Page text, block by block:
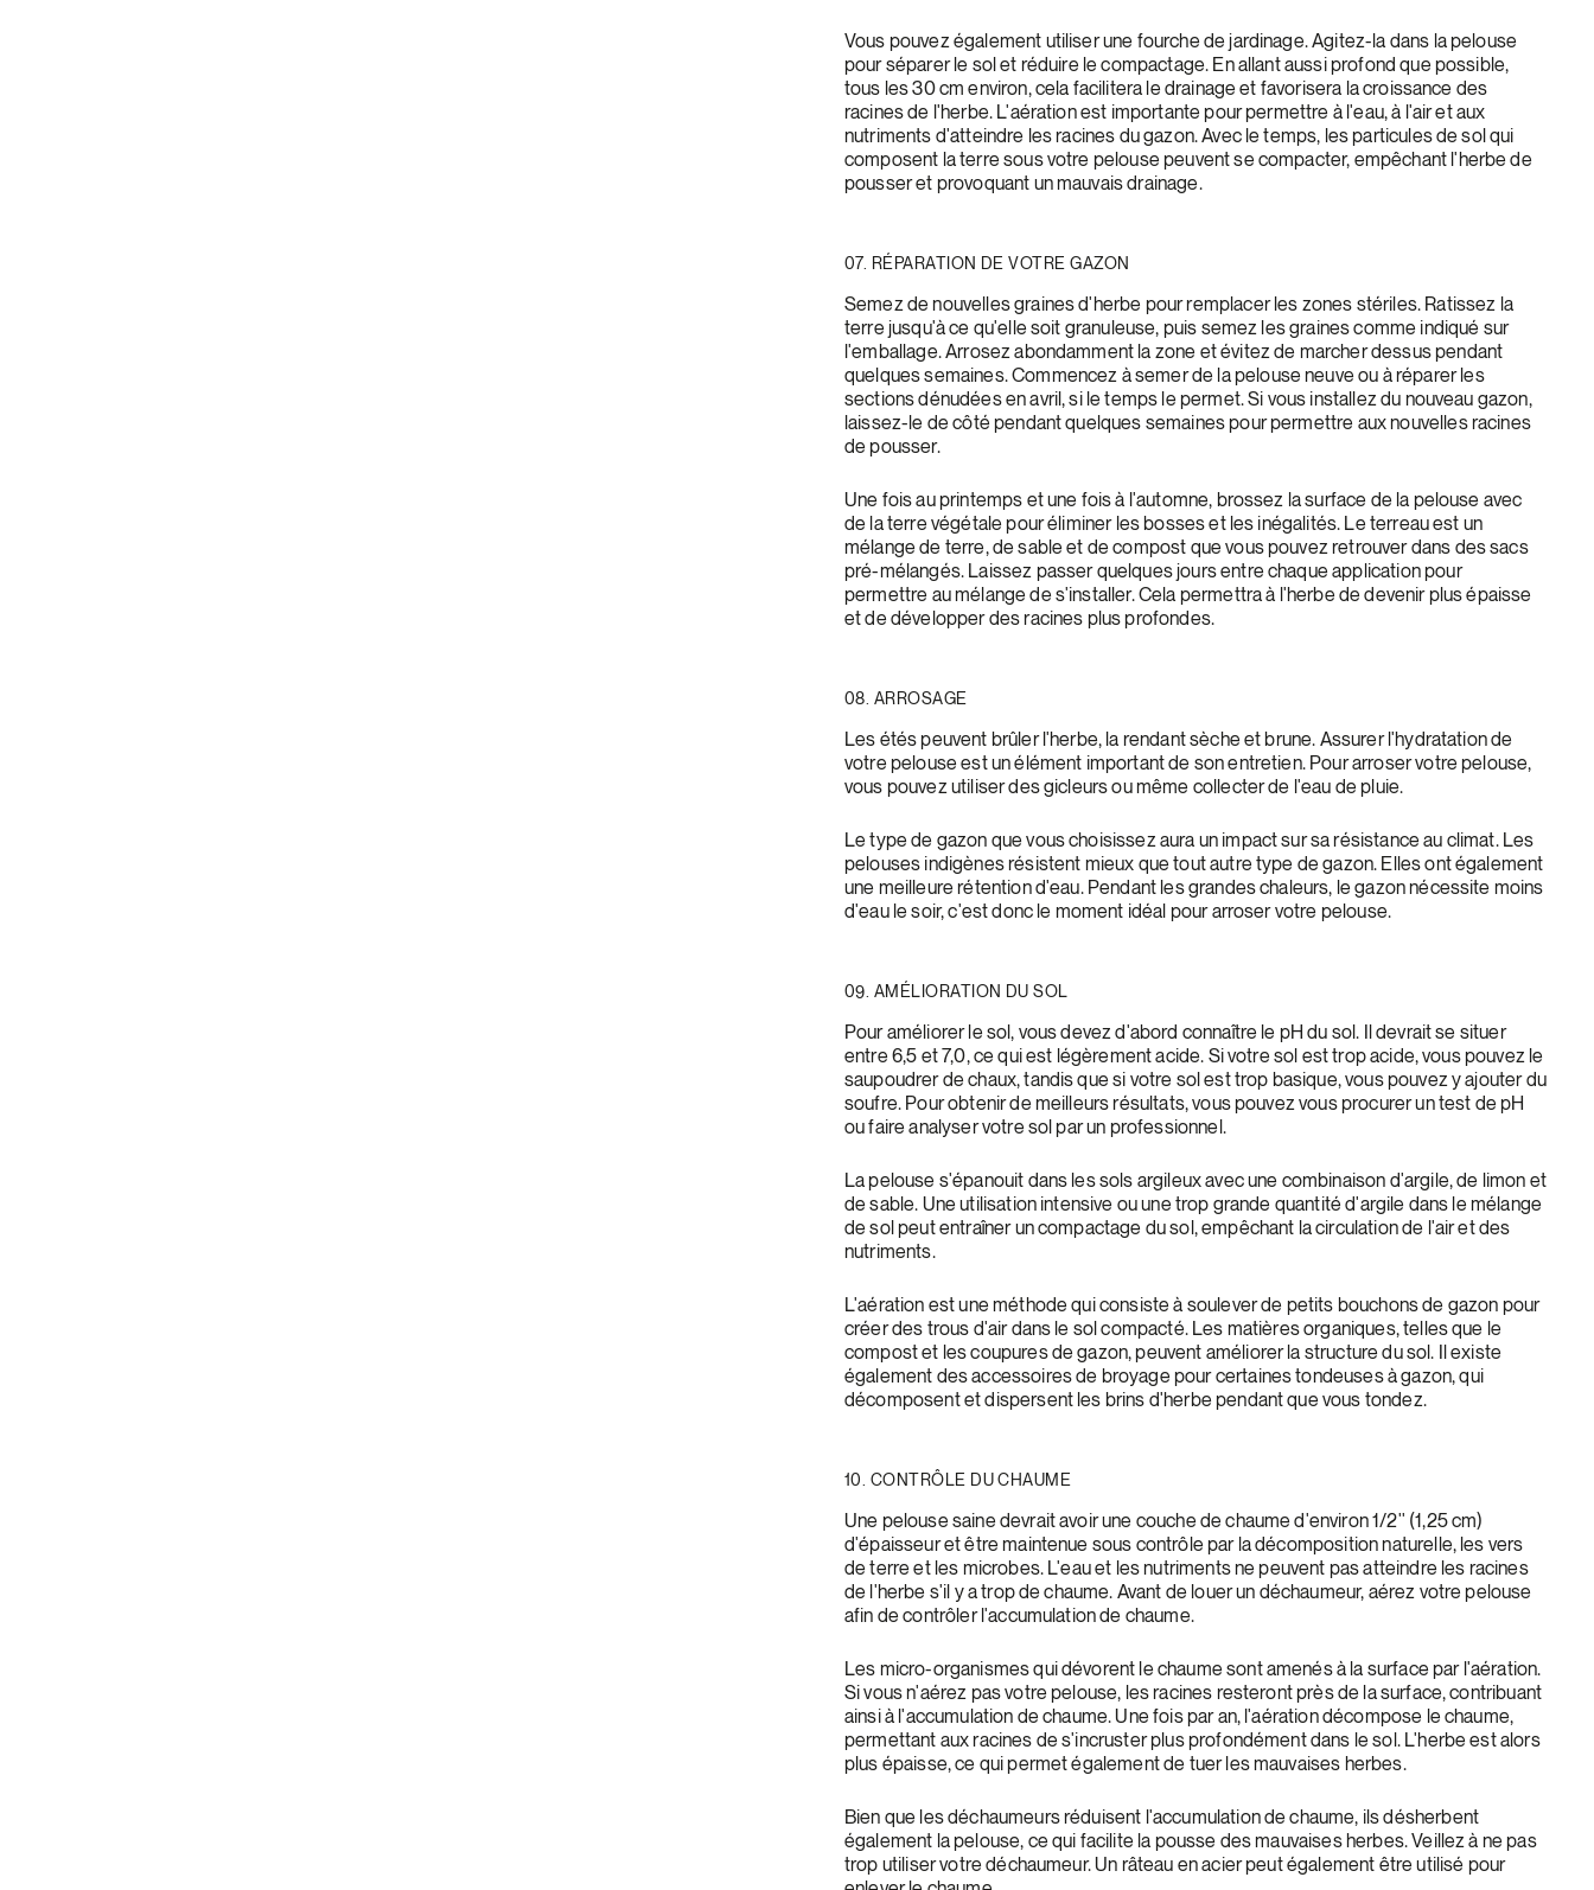
Vous pouvez également utiliser une fourche de jardinage. Agitez-la dans la pelouse
pour séparer le sol et réduire le compactage. En allant aussi profond que possible,
tous les 30 cm environ, cela facilitera le drainage et favorisera la croissance des
racines de l'herbe. L'aération est importante pour permettre à l'eau, à l'air et aux
nutriments d'atteindre les racines du gazon. Avec le temps, les particules de sol qui
composent la terre sous votre pelouse peuvent se compacter, empêchant l'herbe de
pousser et provoquant un mauvais drainage.
07. RÉPARATION DE VOTRE GAZON
Semez de nouvelles graines d'herbe pour remplacer les zones stériles. Ratissez la
terre jusqu'à ce qu'elle soit granuleuse, puis semez les graines comme indiqué sur
l'emballage. Arrosez abondamment la zone et évitez de marcher dessus pendant
quelques semaines. Commencez à semer de la pelouse neuve ou à réparer les
sections dénudées en avril, si le temps le permet. Si vous installez du nouveau gazon,
laissez-le de côté pendant quelques semaines pour permettre aux nouvelles racines
de pousser.
Une fois au printemps et une fois à l'automne, brossez la surface de la pelouse avec
de la terre végétale pour éliminer les bosses et les inégalités. Le terreau est un
mélange de terre, de sable et de compost que vous pouvez retrouver dans des sacs
pré-mélangés. Laissez passer quelques jours entre chaque application pour
permettre au mélange de s'installer. Cela permettra à l'herbe de devenir plus épaisse
et de développer des racines plus profondes.
08. ARROSAGE
Les étés peuvent brûler l'herbe, la rendant sèche et brune. Assurer l'hydratation de
votre pelouse est un élément important de son entretien. Pour arroser votre pelouse,
vous pouvez utiliser des gicleurs ou même collecter de l'eau de pluie.
Le type de gazon que vous choisissez aura un impact sur sa résistance au climat. Les
pelouses indigènes résistent mieux que tout autre type de gazon. Elles ont également
une meilleure rétention d'eau. Pendant les grandes chaleurs, le gazon nécessite moins
d'eau le soir, c'est donc le moment idéal pour arroser votre pelouse.
09. AMÉLIORATION DU SOL
Pour améliorer le sol, vous devez d'abord connaître le pH du sol. Il devrait se situer
entre 6,5 et 7,0, ce qui est légèrement acide. Si votre sol est trop acide, vous pouvez le
saupoudrer de chaux, tandis que si votre sol est trop basique, vous pouvez y ajouter du
soufre. Pour obtenir de meilleurs résultats, vous pouvez vous procurer un test de pH
ou faire analyser votre sol par un professionnel.
La pelouse s'épanouit dans les sols argileux avec une combinaison d'argile, de limon et
de sable. Une utilisation intensive ou une trop grande quantité d'argile dans le mélange
de sol peut entraîner un compactage du sol, empêchant la circulation de l'air et des
nutriments.
L'aération est une méthode qui consiste à soulever de petits bouchons de gazon pour
créer des trous d'air dans le sol compacté. Les matières organiques, telles que le
compost et les coupures de gazon, peuvent améliorer la structure du sol. Il existe
également des accessoires de broyage pour certaines tondeuses à gazon, qui
décomposent et dispersent les brins d'herbe pendant que vous tondez.
10. CONTRÔLE DU CHAUME
Une pelouse saine devrait avoir une couche de chaume d'environ 1/2'' (1,25 cm)
d'épaisseur et être maintenue sous contrôle par la décomposition naturelle, les vers
de terre et les microbes. L'eau et les nutriments ne peuvent pas atteindre les racines
de l'herbe s'il y a trop de chaume. Avant de louer un déchaumeur, aérez votre pelouse
afin de contrôler l'accumulation de chaume.
Les micro-organismes qui dévorent le chaume sont amenés à la surface par l'aération.
Si vous n'aérez pas votre pelouse, les racines resteront près de la surface, contribuant
ainsi à l'accumulation de chaume. Une fois par an, l'aération décompose le chaume,
permettant aux racines de s'incruster plus profondément dans le sol. L'herbe est alors
plus épaisse, ce qui permet également de tuer les mauvaises herbes.
Bien que les déchaumeurs réduisent l'accumulation de chaume, ils désherbent
également la pelouse, ce qui facilite la pousse des mauvaises herbes. Veillez à ne pas
trop utiliser votre déchaumeur. Un râteau en acier peut également être utilisé pour